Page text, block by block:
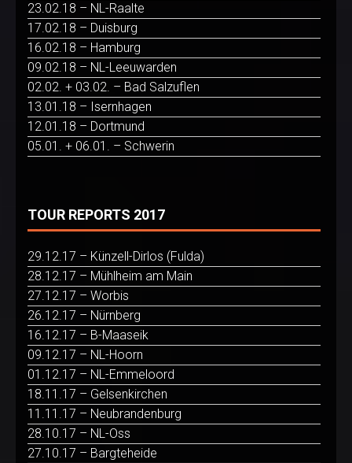
23.02.18 – NL-Raalte
17.02.18 – Duisburg
16.02.18 – Hamburg
09.02.18 – NL-Leeuwarden
02.02. + 03.02. – Bad Salzuflen
13.01.18 – Isernhagen
12.01.18 – Dortmund
05.01. + 06.01. – Schwerin
TOUR REPORTS 2017
29.12.17 – Künzell-Dirlos (Fulda)
28.12.17 – Mühlheim am Main
27.12.17 – Worbis
26.12.17 – Nürnberg
16.12.17 – B-Maaseik
09.12.17 – NL-Hoorn
01.12.17 – NL-Emmeloord
18.11.17 – Gelsenkirchen
11.11.17 – Neubrandenburg
28.10.17 – NL-Oss
27.10.17 – Bargteheide